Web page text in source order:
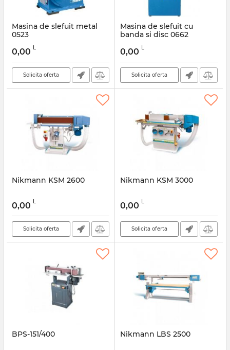
Masina de slefuit metal
0523
0,00 L
Solicita oferta
Masina de slefuit cu
banda si disc 0662
0,00 L
Solicita oferta
Nikmann KSM 2600
0,00 L
Solicita oferta
Nikmann KSM 3000
0,00 L
Solicita oferta
BPS-151/400 Nikmann LBS 2500